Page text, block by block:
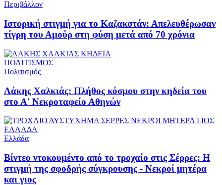
Περιβάλλον
Ιστορική στιγμή για το Καζακστάν: Απελευθέρωσαν
τίγρη του Αμούρ στη φύση μετά από 70 χρόνια
ΠΟΛΙΤΙΣΜΟΣ
Πολιτισμός
Λάκης Χαλκιάς: Πλήθος κόσμου στην κηδεία του
στο Α' Νεκροταφείο Αθηνών
ΕΛΛΑΔΑ
Ελλάδα
Βίντεο ντοκουμέντο από το τροχαίο στις Σέρρες: Η
στιγμή της σφοδρής σύγκρουσης - Νεκροί μητέρα
και γιος